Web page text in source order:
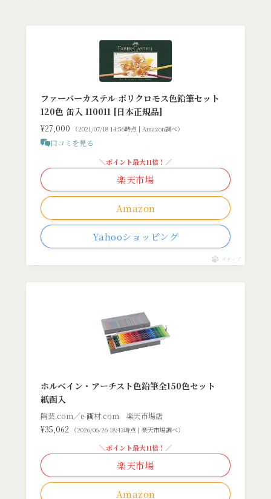
ファーバーカステル ポリクロモス色鉛筆セット
120色 缶入 110011 [日本正規品]
¥27,000 （2021/07/18 14:56時点 | Amazon調べ）
口コミを見る
Amazon
＼ポイント最大11倍！／
楽天市場
Yahooショッピング
ポチップ
ホルベイン・アーチスト色鉛筆全150色セット
紙函入
陶芸.com／e-画材.com 楽天市場店
¥35,062 （2026/06/26 18:43時点 | 楽天市場調べ）
Amazon
＼ポイント最大11倍！／
楽天市場